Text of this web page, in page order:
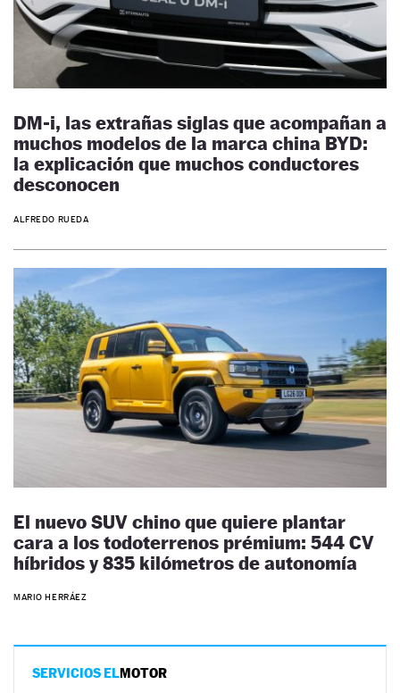
DM-i, las extrañas siglas que acompañan a
muchos modelos de la marca china BYD:
la explicación que muchos conductores
desconocen
ALFREDO RUEDA
El nuevo SUV chino que quiere plantar
cara a los todoterrenos prémium: 544 CV
híbridos y 835 kilómetros de autonomía
MARIO HERRÁEZ
SERVICIOS ELMOTOR